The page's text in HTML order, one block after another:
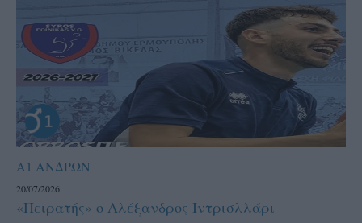
Α1 ΑΝΔΡΩΝ
20/07/2026
«Πειρατής» ο Αλέξανδρος Ιντρισλλάρι